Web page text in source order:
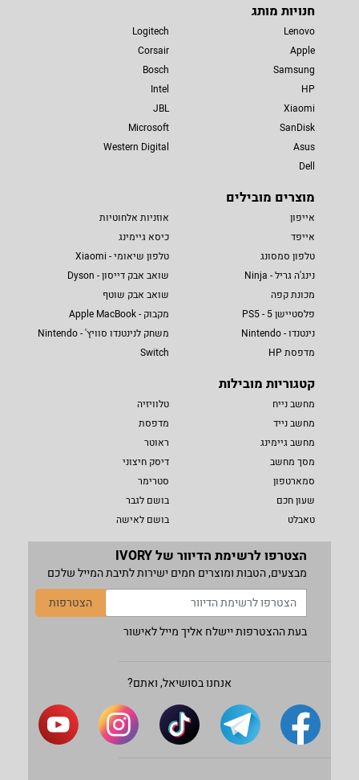
חנויות מותג
Lenovo
Apple
Samsung
HP
Xiaomi
SanDisk
Asus
Dell
Logitech
Corsair
Bosch
Intel
JBL
Microsoft
Western Digital
מוצרים מובילים
אייפון
אייפד
טלפון סמסונג
נינג'ה גריל - Ninja
מכונת קפה
פלסטיישן 5 - PS5
נינטנדו - Nintendo
מדפסת HP
אוזניות אלחוטיות
כיסא גיימינג
טלפון שיאומי - Xiaomi
שואב אבק דייסון - Dyson
שואב אבק שוטף
מקבוק - Apple MacBook
משחק לנינטנדו סוויץ' - Nintendo
Switch
קטגוריות מובילות
מחשב נייח
מחשב נייד
מחשב גיימינג
מסך מחשב
סמארטפון
שעון חכם
טאבלט
טלוויזיה
מדפסת
ראוטר
דיסק חיצוני
סטרימר
בושם לגבר
בושם לאישה
הצטרפו לרשימת הדיוור של IVORY
מבצעים, הטבות ומוצרים חמים ישירות לתיבת המייל שלכם
הצטרפות
בעת ההצטרפות יישלח אליך מייל לאישור
אנחנו בסושיאל, ואתם?